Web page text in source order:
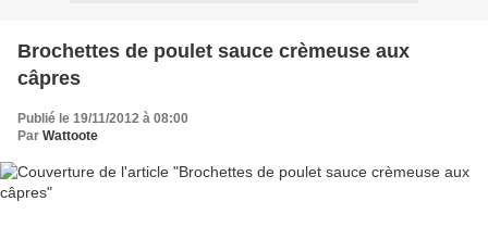
Brochettes de poulet sauce crèmeuse aux
câpres
Publié le 19/11/2012 à 08:00
Par Wattoote